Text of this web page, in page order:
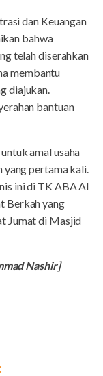
dan Keuangan
bahwa
telah diserahkan
membantu
diajukan.
bantuan
amal usaha
pertama kali.
ini di TK ABA Al
Berkah yang
Jumat di Masjid
Nashir]